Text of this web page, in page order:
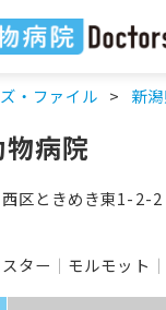
・ファイル 新
病院
区ときめき東1-2-2
ター モルモット